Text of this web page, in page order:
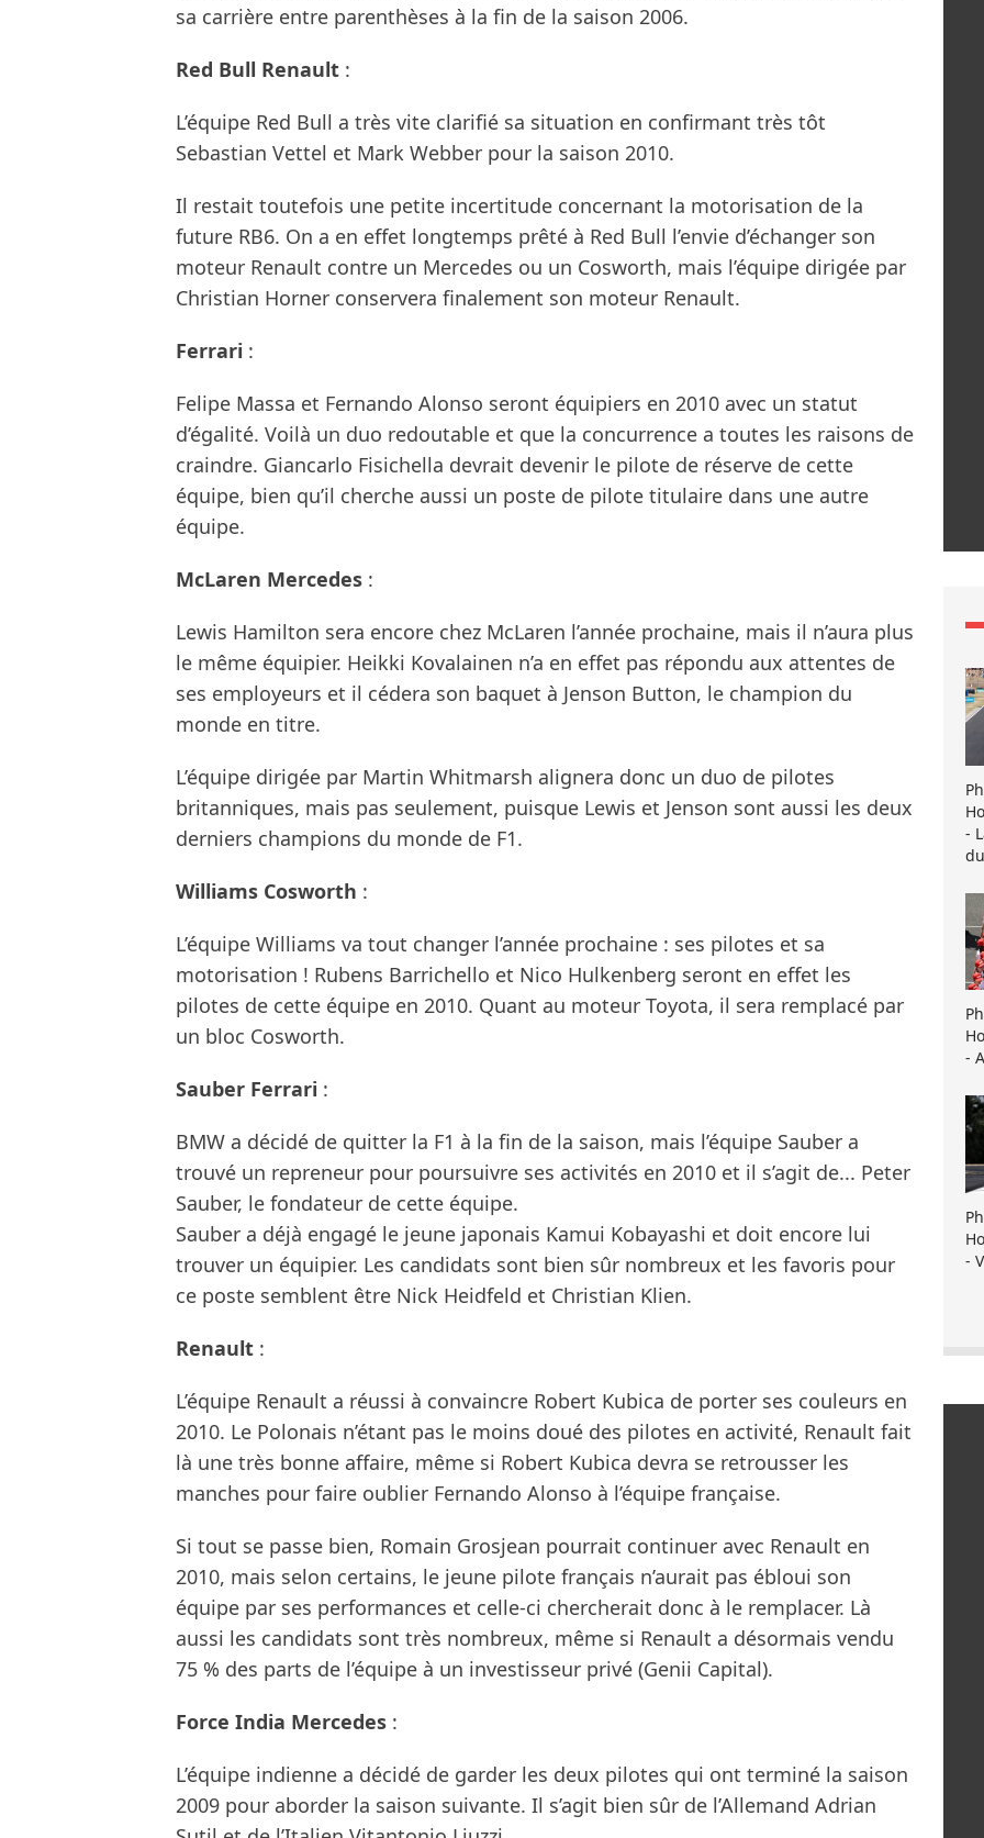
sa carrière entre parenthèses à la fin de la saison 2006.
Red Bull Renault :
L’équipe Red Bull a très vite clarifié sa situation en confirmant très tôt
Sebastian Vettel et Mark Webber pour la saison 2010.
Il restait toutefois une petite incertitude concernant la motorisation de la
future RB6. On a en effet longtemps prêté à Red Bull l’envie d’échanger son
moteur Renault contre un Mercedes ou un Cosworth, mais l’équipe dirigée par
Christian Horner conservera finalement son moteur Renault.
Ferrari :
Felipe Massa et Fernando Alonso seront équipiers en 2010 avec un statut
d’égalité. Voilà un duo redoutable et que la concurrence a toutes les raisons de
craindre. Giancarlo Fisichella devrait devenir le pilote de réserve de cette
équipe, bien qu’il cherche aussi un poste de pilote titulaire dans une autre
équipe.
McLaren Mercedes :
Lewis Hamilton sera encore chez McLaren l’année prochaine, mais il n’aura plus
le même équipier. Heikki Kovalainen n’a en effet pas répondu aux attentes de
ses employeurs et il cédera son baquet à Jenson Button, le champion du
monde en titre.
L’équipe dirigée par Martin Whitmarsh alignera donc un duo de pilotes
britanniques, mais pas seulement, puisque Lewis et Jenson sont aussi les deux
derniers champions du monde de F1.
Williams Cosworth :
L’équipe Williams va tout changer l’année prochaine : ses pilotes et sa
motorisation ! Rubens Barrichello et Nico Hulkenberg seront en effet les
pilotes de cette équipe en 2010. Quant au moteur Toyota, il sera remplacé par
un bloc Cosworth.
Sauber Ferrari :
BMW a décidé de quitter la F1 à la fin de la saison, mais l’équipe Sauber a
trouvé un repreneur pour poursuivre ses activités en 2010 et il s’agit de... Peter
Sauber, le fondateur de cette équipe.
Sauber a déjà engagé le jeune japonais Kamui Kobayashi et doit encore lui
trouver un équipier. Les candidats sont bien sûr nombreux et les favoris pour
ce poste semblent être Nick Heidfeld et Christian Klien.
Renault :
L’équipe Renault a réussi à convaincre Robert Kubica de porter ses couleurs en
2010. Le Polonais n’étant pas le moins doué des pilotes en activité, Renault fait
là une très bonne affaire, même si Robert Kubica devra se retrousser les
manches pour faire oublier Fernando Alonso à l’équipe française.
Si tout se passe bien, Romain Grosjean pourrait continuer avec Renault en
2010, mais selon certains, le jeune pilote français n’aurait pas ébloui son
équipe par ses performances et celle-ci chercherait donc à le remplacer. Là
aussi les candidats sont très nombreux, même si Renault a désormais vendu
75 % des parts de l’équipe à un investisseur privé (Genii Capital).
Force India Mercedes :
L’équipe indienne a décidé de garder les deux pilotes qui ont terminé la saison
2009 pour aborder la saison suivante. Il s’agit bien sûr de l’Allemand Adrian
-
-
-